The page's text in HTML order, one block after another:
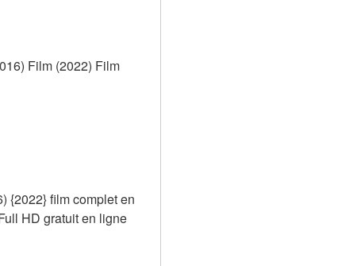
Film (2022) Film
{2022} film complet en
HD gratuit en ligne